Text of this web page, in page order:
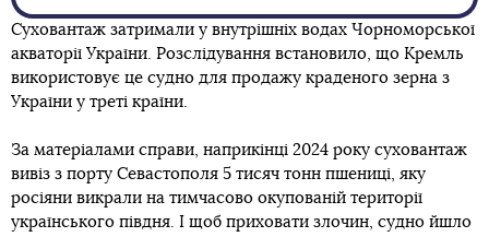
Суховантаж затримали у внутрішніх водах Чорноморської
акваторії України. Розслідування встановило, що Кремль
використовує це судно для продажу краденого зерна з
України у треті країни.
За матеріалами справи, наприкінці 2024 року суховантаж
вивіз з порту Севастополя 5 тисяч тонн пшениці, яку
росіяни викрали на тимчасово окупованій території
українського півдня. І щоб приховати злочин, судно йшло